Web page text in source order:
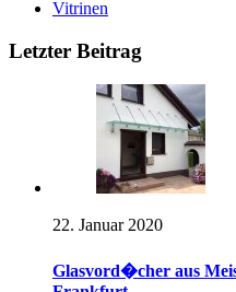
Vitrinen
Letzter Beitrag
22. Januar 2020
Glasvord�cher aus